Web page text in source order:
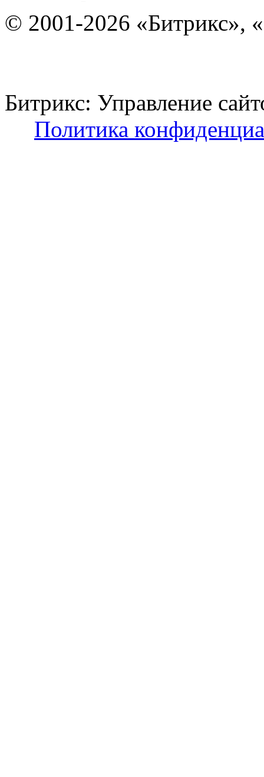
© 2001-2026 «Битрикс»,
Битрикс: Управление
Политика